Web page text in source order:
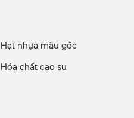
Hạt nhựa màu gốc
Hóa chất cao su